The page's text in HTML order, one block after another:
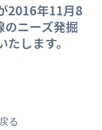
2016年11月8
ニーズ発掘
します。
る